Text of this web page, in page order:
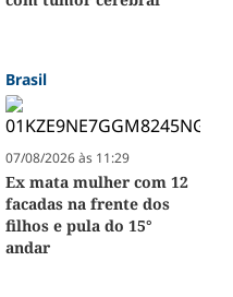
Brasil
07/08/2026 às 11:29
Ex mata mulher com 12
facadas na frente dos
filhos e pula do 15°
andar